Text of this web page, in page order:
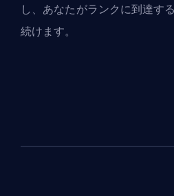
し、あなたがランクに到達す
続けます。